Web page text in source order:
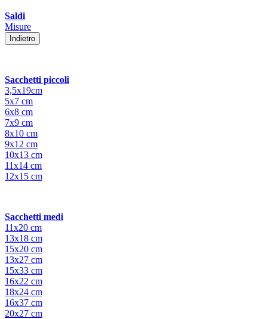
Saldi
Misure
Indietro
Sacchetti piccoli
3,5x19cm
5x7 cm
6x8 cm
7x9 cm
8x10 cm
9x12 cm
10x13 cm
11x14 cm
12x15 cm
Sacchetti medi
11x20 cm
13x18 cm
15x20 cm
13x27 cm
15x33 cm
16x22 cm
18x24 cm
16x37 cm
20x27 cm